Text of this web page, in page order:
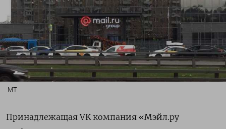
MT
Принадлежащая VK компания «Мэйл.ру